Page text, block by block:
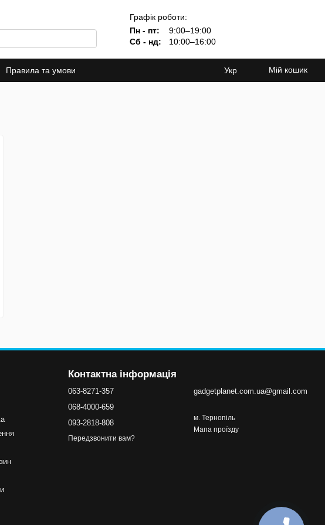
Графік роботи:
Пн - пт:
9:00–19:00
Сб - нд:
10:00–16:00
Правила та умови Укр Мій кошик
Контактна інформація
063-8271-357
068-4000-659
093-2818-808
Передзвонити вам?
gadgetplanet.com.ua@gmail.com
м. Тернопіль
Мапа проїзду